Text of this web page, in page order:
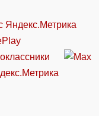
Яндекс.Метрика